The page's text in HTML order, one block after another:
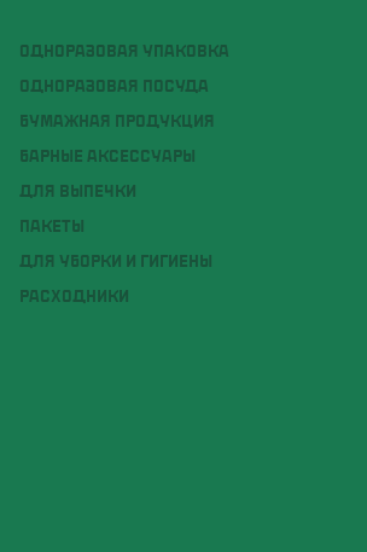
ОДНОРАЗОВАЯ УПАКОВКА
ОДНОРАЗОВАЯ ПОСУДА
БУМАЖНАЯ ПРОДУКЦИЯ
БАРНЫЕ АКСЕССУАРЫ
ДЛЯ ВЫПЕЧКИ
ПАКЕТЫ
ДЛЯ УБОРКИ И ГИГИЕНЫ
РАСХОДНИКИ